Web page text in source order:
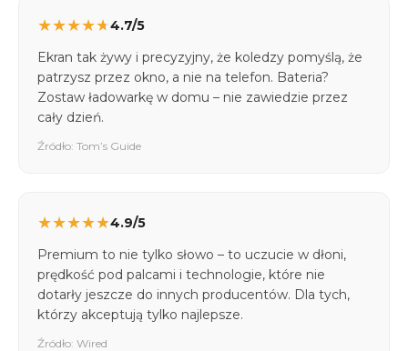
★★★★★4.7/5
Ekran tak żywy i precyzyjny, że koledzy pomyślą, że
patrzysz przez okno, a nie na telefon. Bateria?
Zostaw ładowarkę w domu – nie zawiedzie przez
cały dzień.
Źródło: Tom’s Guide
★★★★★4.9/5
Premium to nie tylko słowo – to uczucie w dłoni,
prędkość pod palcami i technologie, które nie
dotarły jeszcze do innych producentów. Dla tych,
którzy akceptują tylko najlepsze.
Źródło: Wired